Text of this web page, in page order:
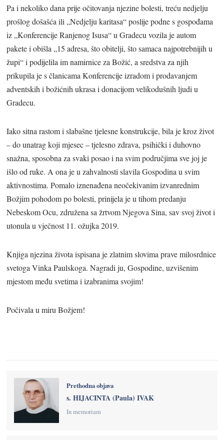
Pa i nekoliko dana prije očitovanja njezine bolesti, treću nedjelju
prošlog došašća ili „Nedjelju karitasa“ poslije podne s gospođama
iz „Konferencije Ranjenog Isusa“ u Gradecu vozila je autom
pakete i obišla „15 adresa, što obitelji, što samaca najpotrebnijih u
župi“ i podijelila im namirnice za Božić, a sredstva za njih
prikupila je s članicama Konferencije izradom i prodavanjem
adventskih i božićnih ukrasa i donacijom velikodušnih ljudi u
Gradecu.
Iako sitna rastom i slabašne tjelesne konstrukcije, bila je kroz život
– do unatrag koji mjesec – tjelesno zdrava, psihički i duhovno
snažna, sposobna za svaki posao i na svim područjima sve joj je
išlo od ruke. A ona je u zahvalnosti slavila Gospodina u svim
aktivnostima. Pomalo iznenađena neočekivanim izvanrednim
Božjim pohodom po bolesti, prinijela je u tihom predanju
Nebeskom Ocu, združena sa žrtvom Njegova Sina, sav svoj život i
utonula u vječnost 11. ožujka 2019.
Knjiga njezina života ispisana je zlatnim slovima prave milosrdnice
svetoga Vinka Paulskoga. Nagradi ju, Gospodine, uzvišenim
mjestom među svetima i izabranima svojim!
Počivala u miru Božjem!
Prethodna objava
s. HIJACINTA (Paula) IVAK
In memoriam